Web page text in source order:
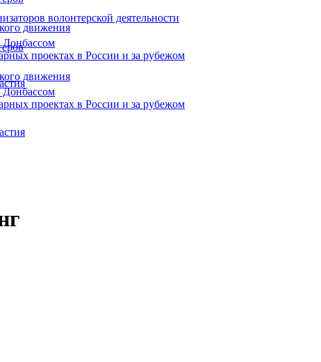
движения
проектах в России и за рубежом
волонтерской деятельности
движения
проектах в России и за рубежом